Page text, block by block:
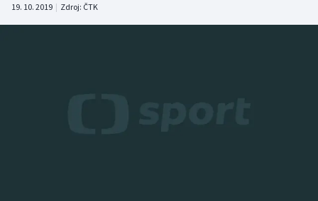
19. 10. 2019 | Zdroj: ČTK